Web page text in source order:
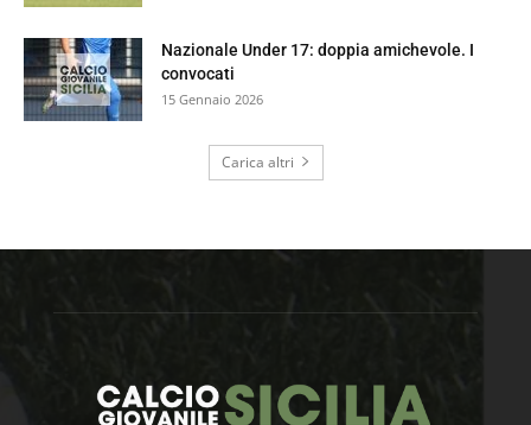
Nazionale Under 17: doppia amichevole. I
convocati
15 Gennaio 2026
Carica altri